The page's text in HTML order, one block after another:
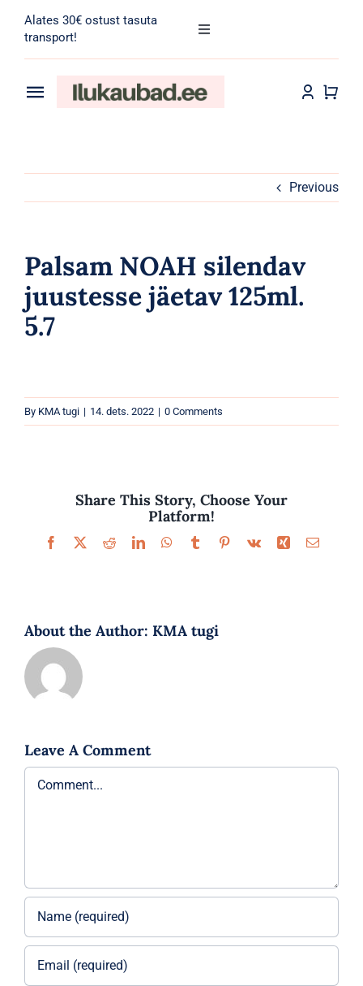
content
Alates 30€ ostust tasuta
transport!
Toggle
for:
Toggle
Meik
Tarvikud
Kaubamärgid
Previous
Palsam NOAH silendav
juustesse jäetav 125ml.
5.7
By KMA tugi | 14. dets. 2022 | 0 Comments
Share This Story, Choose Your
Platform!
Facebook
X RedditLinkedInWhatsApp
TumblrPinterest
Vk Xing Email
About the Author: KMA tugi
Leave A Comment
Comment